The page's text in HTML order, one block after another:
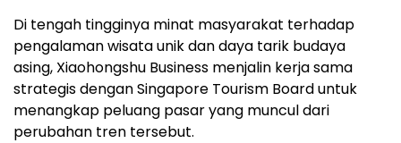
Di tengah tingginya minat masyarakat terhadap
pengalaman wisata unik dan daya tarik budaya
asing, Xiaohongshu Business menjalin kerja sama
strategis dengan Singapore Tourism Board untuk
menangkap peluang pasar yang muncul dari
perubahan tren tersebut.